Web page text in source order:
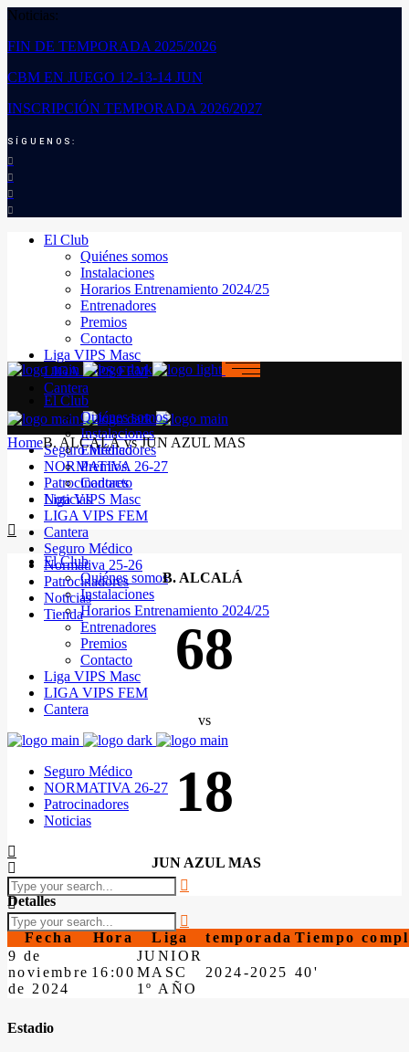
Noticias:
FIN DE TEMPORADA 2025/2026
CBM EN JUEGO 12-13-14 JUN
INSCRIPCIÓN TEMPORADA 2026/2027
SÍGUENOS:
El Club
Quiénes somos
Instalaciones
Horarios Entrenamiento 2024/25
Entrenadores
Premios
Contacto
Liga VIPS Masc
LIGA VIPS FEM
Cantera
Seguro Médico
NORMATIVA 26-27
Patrocinadores
Noticias
El Club
Quiénes somos
Instalaciones
Horarios Entrenamiento 2024/25
Entrenadores
Premios
Contacto
Liga VIPS Masc
LIGA VIPS FEM
Cantera
Seguro Médico
NORMATIVA 26-27
Patrocinadores
Noticias
El Club
Quiénes somos
Instalaciones
Entrenadores
Premios
Contacto
Liga VIPS Masc
LIGA VIPS FEM
Cantera
Seguro Médico
Normativa 25-26
Patrocinadores
Noticias
Tienda
HomeB. ALCALÁ vs JUN AZUL MAS
B. ALCALÁ
68
vs
18
JUN AZUL MAS
Detalles
Fecha Hora Liga temporada Tiempo
9 de
noviembre
de 2024
16:00
JUNIOR
MASC
1º AÑO
2024-2025 40'
Estadio